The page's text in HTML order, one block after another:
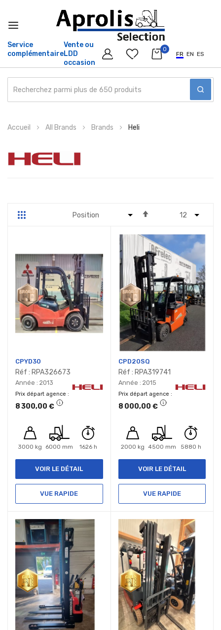
Service
complémentaire
Vente ou
LDD
occasion
0
FR EN ES
au
Accueil All Brands Brands Heli
Grille
décroissant
CPYD30
Réf : RPA326673
Année : 2013
Prix départ agence
8 300,00 €
3000 kg 6000 mm 1626 h
VOIR LE DÉTAIL
VUE RAPIDE
CPD20SQ
Réf : RPA319741
Année : 2015
Prix départ agence
8 000,00 €
2000 kg 4500 mm 5880 h
VOIR LE DÉTAIL
VUE RAPIDE